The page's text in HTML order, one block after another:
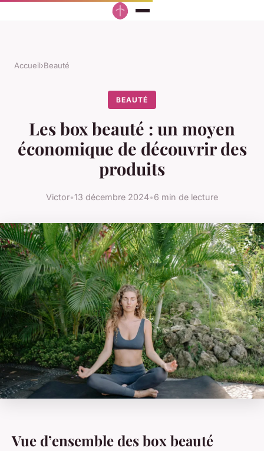
Accueil›Beauté
BEAUTÉ
Les box beauté : un moyen
économique de découvrir des
produits
Victor•13 décembre 2024•6 min de lecture
Vue d’ensemble des box beauté